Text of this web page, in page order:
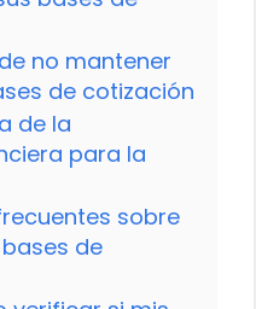
no mantener
de cotización
de la
para la
sobre
de